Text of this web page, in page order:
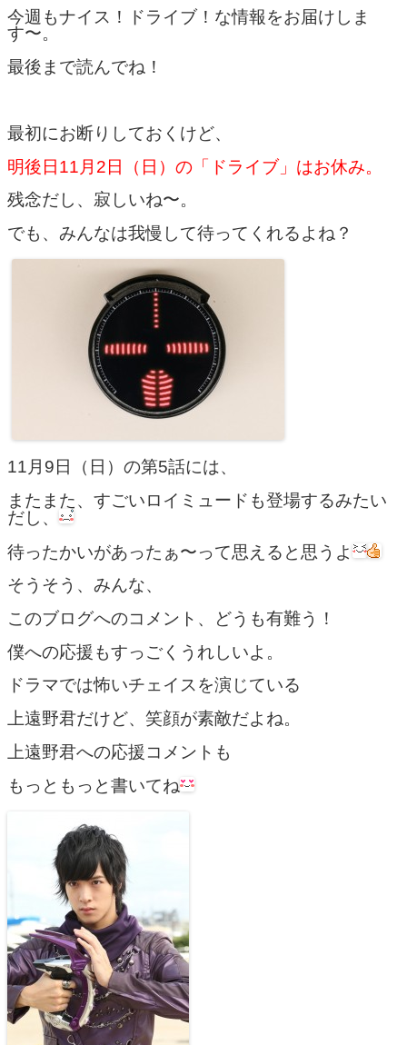
今週もナイス！ドライブ！な情報をお届けしま
す〜。
最後まで読んでね！
最初にお断りしておくけど、
明後日11月2日（日）の「ドライブ」はお休み。
残念だし、寂しいね〜。
でも、みんなは我慢して待ってくれるよね？
11月9日（日）の第5話には、
またまた、すごいロイミュードも登場するみたい
だし、
待ったかいがあったぁ〜って思えると思うよ
そうそう、みんな、
このブログへのコメント、どうも有難う！
僕への応援もすっごくうれしいよ。
ドラマでは怖いチェイスを演じている
上遠野君だけど、笑顔が素敵だよね。
上遠野君への応援コメントも
もっともっと書いてね